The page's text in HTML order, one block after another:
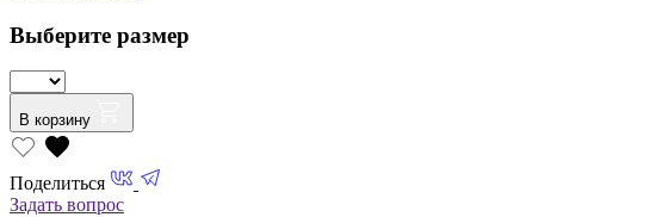
Выберите размер
В корзину
Поделиться
Задать вопрос